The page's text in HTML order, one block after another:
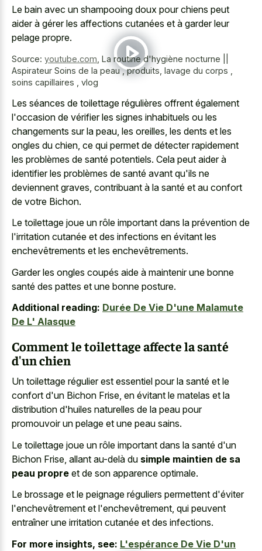
Le bain avec un shampooing doux pour chiens peut
aider à gérer les affections cutanées et à garder leur
pelage propre.
Source: youtube.com La routine d'hygiène nocturne ||
Aspirateur Soins de la peau , produits, lavage du corps ,
soins capillaires , vlog
Les séances de toilettage régulières offrent également
l'occasion de vérifier les signes inhabituels ou les
changements sur la peau, les oreilles, les dents et les
ongles du chien, ce qui permet de détecter rapidement
les problèmes de santé potentiels. Cela peut aider à
identifier les problèmes de santé avant qu'ils ne
deviennent graves, contribuant à la santé et au confort
de votre Bichon.
Le toilettage joue un rôle important dans la prévention de
l'irritation cutanée et des infections en évitant les
enchevêtrements et les enchevêtrements.
Garder les ongles coupés aide à maintenir une bonne
santé des pattes et une bonne posture.
Additional reading: Durée De Vie D'une Malamute
De L' Alasque
Comment le toilettage affecte la santé
d'un chien
Un toilettage régulier est essentiel pour la santé et le
confort d'un Bichon Frise, en évitant le matelas et la
distribution d'huiles naturelles de la peau pour
promouvoir un pelage et une peau sains.
Le toilettage joue un rôle important dans la santé d'un
Bichon Frise, allant au-delà du simple maintien de sa
peau propre et de son apparence optimale.
Le brossage et le peignage réguliers permettent d'éviter
l'enchevêtrement et l'enchevêtrement, qui peuvent
entraîner une irritation cutanée et des infections.
For more insights, see: L'espérance De Vie D'un